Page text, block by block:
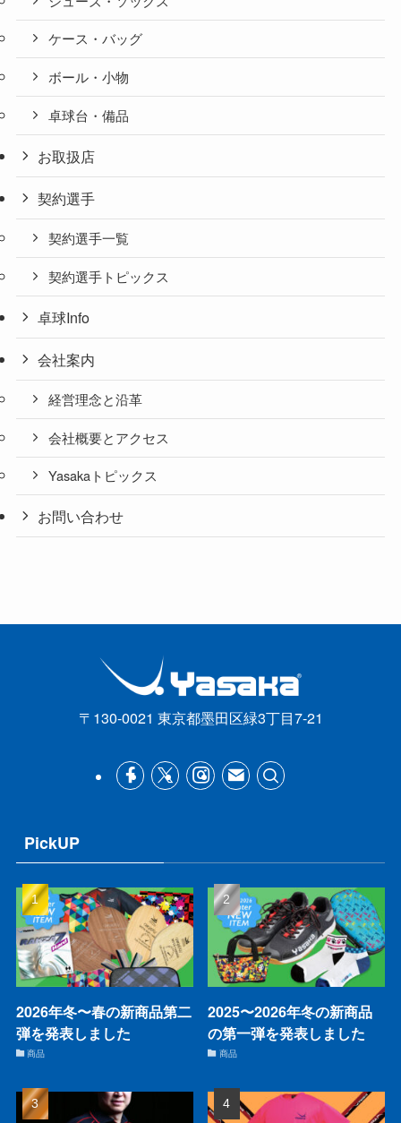
ケース・バッグ
ボール・小物
卓球台・備品
お取扱店
契約選手
契約選手一覧
契約選手トピックス
卓球Info
会社案内
経営理念と沿革
会社概要とアクセス
Yasakaトピックス
お問い合わせ
〒130-0021 東京都墨田区緑3丁目7-21
PickUP
2026年冬〜春の新商品第二
弾を発表しました
商品
2025〜2026年冬の新商品
の第一弾を発表しました
商品